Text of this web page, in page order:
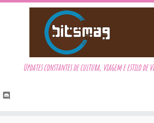
Updates constantes de cultura, viagem e estilo de